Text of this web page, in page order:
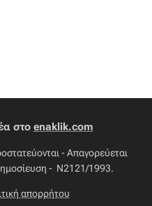
στο enaklik.com
- Απαγορεύεται
- Ν2121/1993.
απορρήτου